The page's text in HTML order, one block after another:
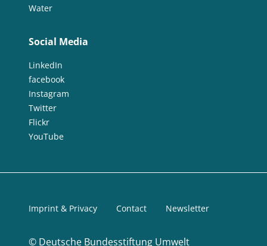
Water
Social Media
LinkedIn
facebook
Instagram
Twitter
Flickr
YouTube
© Deutsche Bundesstiftung Umwelt
Imprint & Privacy Contact Newsletter